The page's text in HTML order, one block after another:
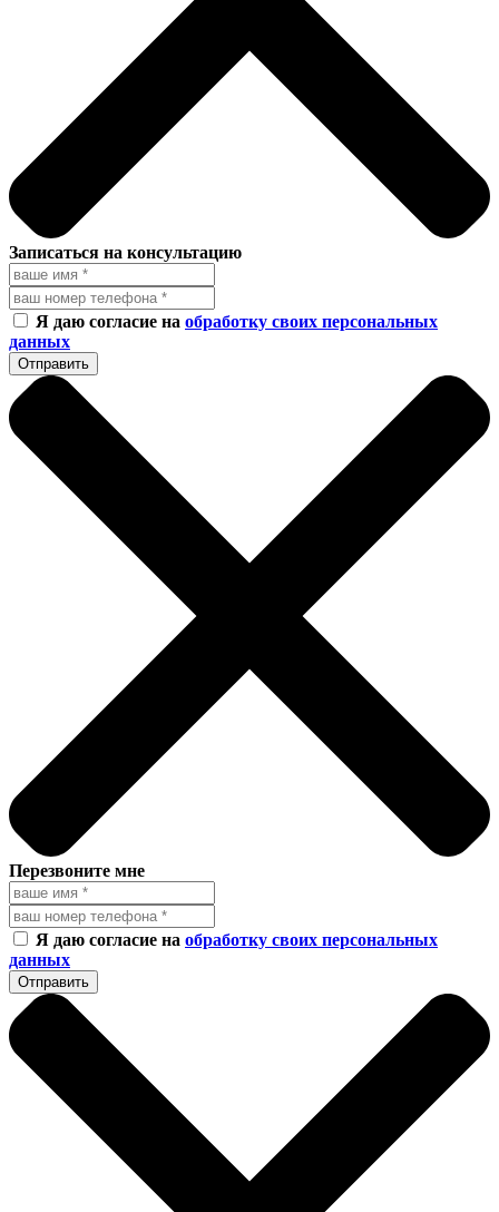
Записаться на консультацию
Я даю согласие на обработку своих персональных
данных
Перезвоните мне
Я даю согласие на обработку своих персональных
данных